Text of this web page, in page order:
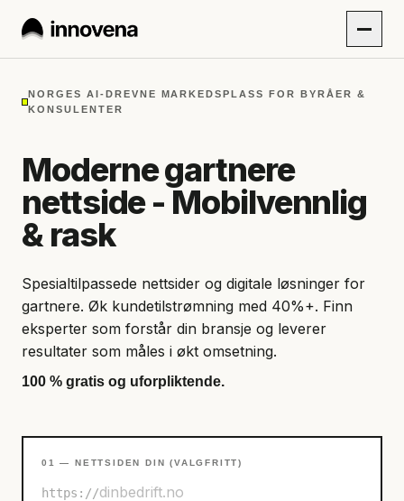
NORGES AI-DREVNE MARKEDSPLASS FOR BYRÅER &
KONSULENTER
Moderne gartnere
nettside - Mobilvennlig
& rask
Spesialtilpassede nettsider og digitale løsninger for
gartnere. Øk kundetilstrømning med 40%+. Finn
eksperter som forstår din bransje og leverer
resultater som måles i økt omsetning.
100 % gratis og uforpliktende.
01 — NETTSIDEN DIN (VALGFRITT)
https://